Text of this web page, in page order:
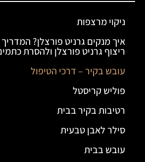
ניקוי מרצפות
איך מנקים גרניט פורצלן?
ריצוף גרניט פורצלן ולהסרת
עובש בקיר – דרכי הטיפול
פוליש קריסטל
רטיבות בקיר בבית
סילר לאבן טבעית
עובש בבית